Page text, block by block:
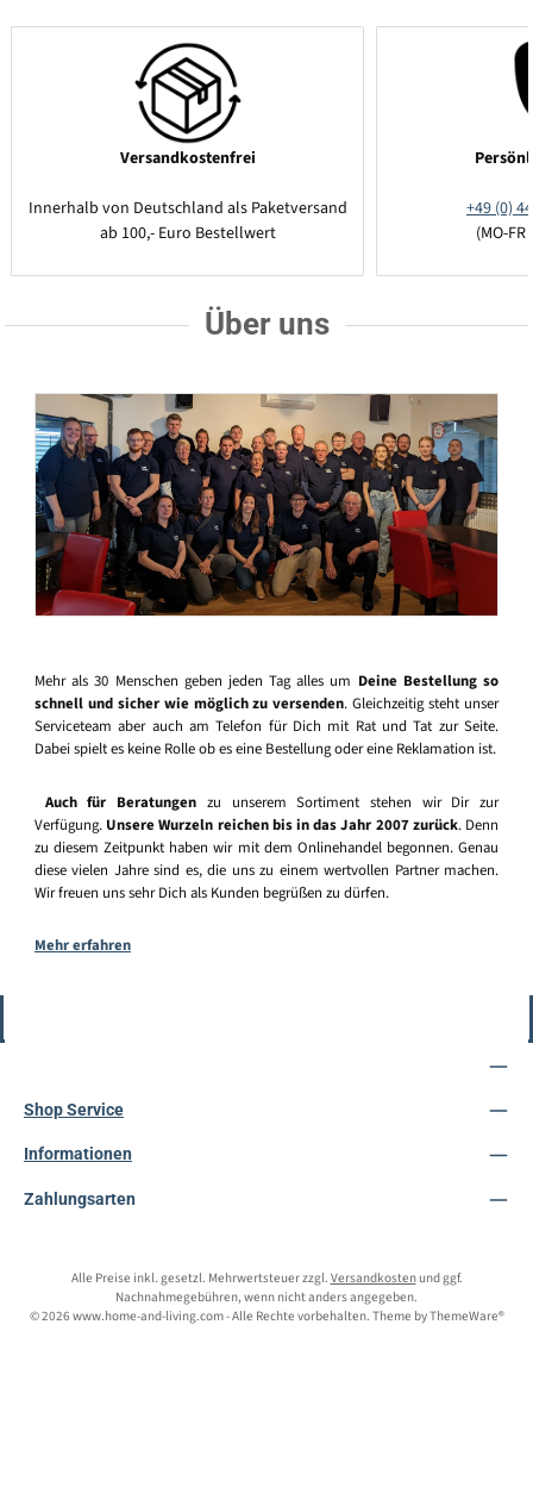
Versandkostenfrei
Innerhalb von Deutschland als Paketversand
ab 100,- Euro Bestellwert
+49 (0)
(MO-
Über uns
Mehr als 30 Menschen geben jeden Tag alles um Deine Bestellung so
schnell und sicher wie möglich zu versenden. Gleichzeitig steht unser
Serviceteam aber auch am Telefon für Dich mit Rat und Tat zur Seite.
Dabei spielt es keine Rolle ob es eine Bestellung oder eine Reklamation ist.
Auch für Beratungen zu unserem Sortiment stehen wir Dir zur
Verfügung. Unsere Wurzeln reichen bis in das Jahr 2007 zurück. Denn
zu diesem Zeitpunkt haben wir mit dem Onlinehandel begonnen. Genau
diese vielen Jahre sind es, die uns zu einem wertvollen Partner machen.
Wir freuen uns sehr Dich als Kunden begrüßen zu dürfen.
Mehr erfahren
Shop Service
Informationen
Zahlungsarten
Alle Preise inkl. gesetzl. Mehrwertsteuer zzgl. Versandkostenund ggf.
Nachnahmegebühren, wenn nicht anders angegeben.
© 2026 www.home-and-living.com - Alle Rechte vorbehalten. Theme byThemeWare®